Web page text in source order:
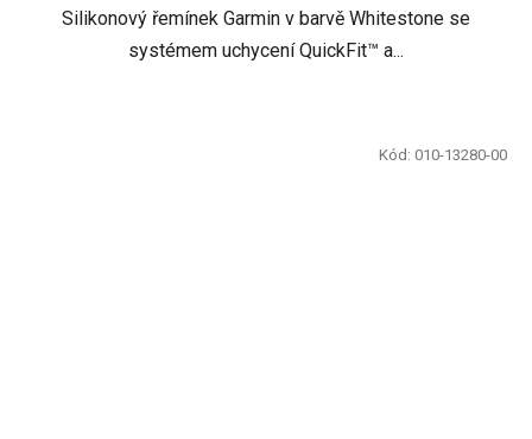
Silikonový řemínek Garmin v barvě Whitestone se
systémem uchycení QuickFit™ a...
Kód: 010-13280-00